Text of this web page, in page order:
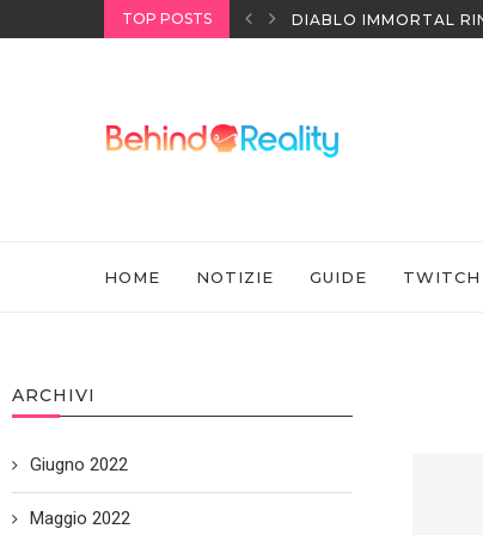
TOP POSTS
SONY DIABLO IMMORTAL
HOME NOTIZIE GUIDE TWITCH
ARCHIVI
Giugno 2022
Maggio 2022